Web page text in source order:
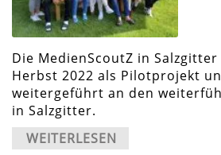
Die MedienScoutZ in
Herbst 2022 als Pilotprojekt
weitergeführt an den
in Salzgitter.
WEITERLESEN